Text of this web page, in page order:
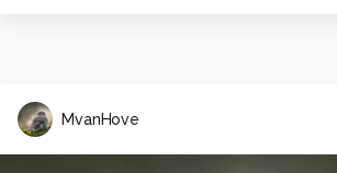
MvanHove